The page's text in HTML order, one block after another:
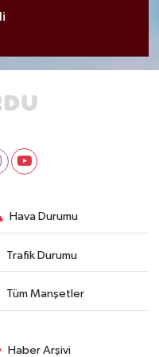
Hava Durumu
Trafik Durumu
Tüm Manşetler
Haber Arşivi